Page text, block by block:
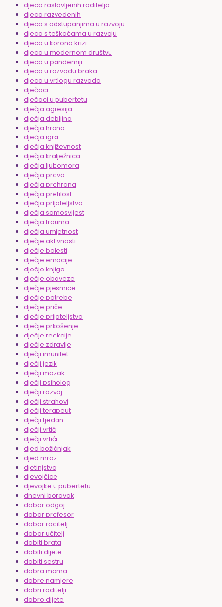
djeca rastavljenih roditelja
djeca razvedenih
djeca s odstupanjima u razvoju
djeca s teškoćama u razvoju
djeca u korona krizi
djeca u modernom društvu
djeca u pandemiji
djeca u razvodu braka
djeca u vrtlogu razvoda
dječaci
dječaci u pubertetu
dječja agresija
dječja debljina
dječja hrana
dječja igra
dječja književnost
dječja kralježnica
dječja ljubomora
dječja prava
dječja prehrana
dječja pretilost
dječja prijateljstva
dječja samosvijest
dječja trauma
dječja umjetnost
dječje aktivnosti
dječje bolesti
dječje emocije
dječje knjige
dječje obaveze
dječje pjesmice
dječje potrebe
dječje priče
dječje prijateljstvo
dječje prkošenje
dječje reakcije
dječje zdravlje
dječji imunitet
dječji jezik
dječji mozak
dječji psiholog
dječji razvoj
dječji strahovi
dječji terapeut
dječji tjedan
dječji vrtić
dječji vrtići
djed božićnjak
djed mraz
djetinjstvo
djevojčice
djevojke u pubertetu
dnevni boravak
dobar odgoj
dobar profesor
dobar roditelj
dobar učitelj
dobiti brata
dobiti dijete
dobiti sestru
dobra mama
dobre namjere
dobri roditelji
dobro dijete